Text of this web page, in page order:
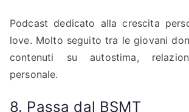
Podcast dedicato alla crescita
love. Molto seguito tra le giovani
contenuti su autostima,
personale.
8. Passa dal BSMT